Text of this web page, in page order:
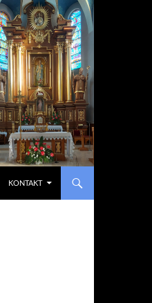
KONTAKT